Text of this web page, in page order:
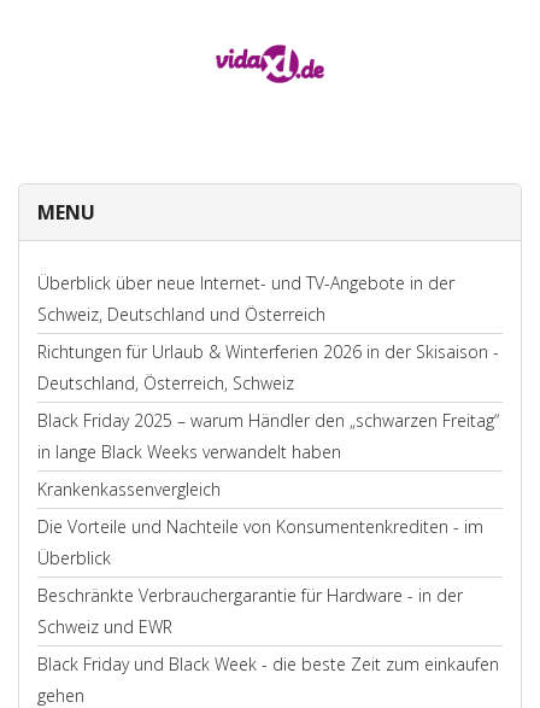
MENU
Überblick über neue Internet- und TV-Angebote in der
Schweiz, Deutschland und Österreich
Richtungen für Urlaub & Winterferien 2026 in der Skisaison -
Deutschland, Österreich, Schweiz
Black Friday 2025 – warum Händler den „schwarzen Freitag“
in lange Black Weeks verwandelt haben
Krankenkassenvergleich
Die Vorteile und Nachteile von Konsumentenkrediten - im
Überblick
Beschränkte Verbrauchergarantie für Hardware - in der
Schweiz und EWR
Black Friday und Black Week - die beste Zeit zum einkaufen
gehen